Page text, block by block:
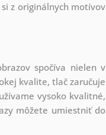
z originálnych motívov
spočíva nielen v
kvalite, tlač zaručuje
vysoko kvalitné,
môžete umiestniť do